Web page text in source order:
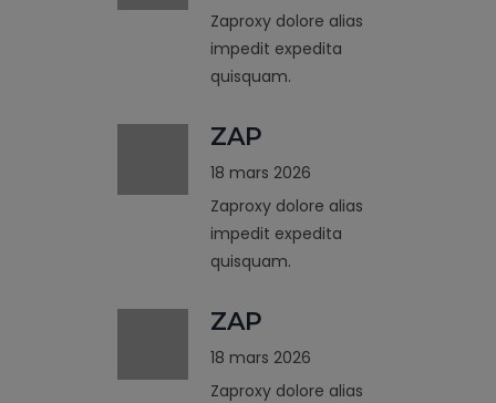
Zaproxy dolore alias
impedit expedita
quisquam.
ZAP
18 mars 2026
Zaproxy dolore alias
impedit expedita
quisquam.
ZAP
18 mars 2026
Zaproxy dolore alias